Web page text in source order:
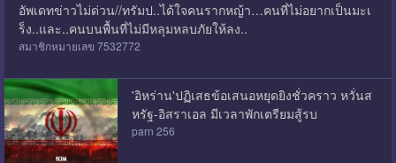
อัพเดทข่าวไม่ด่วน//ทรัมป..ได้ใจคนรากหญ้า…คนที่ไม่อยากเป็นมะเ
ร็ง..และ..คนบนพื้นที่ไม่มีหลุมหลบภัยให้ลง..
สมาชิกหมายเลข 7532772
'อิหร่าน'ปฏิเสธข้อเสนอหยุดยิงชั่วคราว หวั่นส
หรัฐ-อิสราเอล มีเวลาพักเตรียมสู้รบ
parn 256